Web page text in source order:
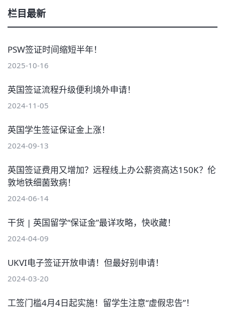
栏目最新
PSW签证时间缩短半年！
2025-10-16
英国签证流程升级便利境外申请！
2024-11-05
英国学生签证保证金上涨！
2024-09-13
英国签证费用又增加？远程线上办公薪资高达150K？伦
敦地铁细菌致病！
2024-06-14
干货 | 英国留学“保证金”最详攻略，快收藏！
2024-04-09
UKVI电子签证开放申请！但最好别申请！
2024-03-20
工签门槛4月4日起实施！留学生注意“虚假忠告”！